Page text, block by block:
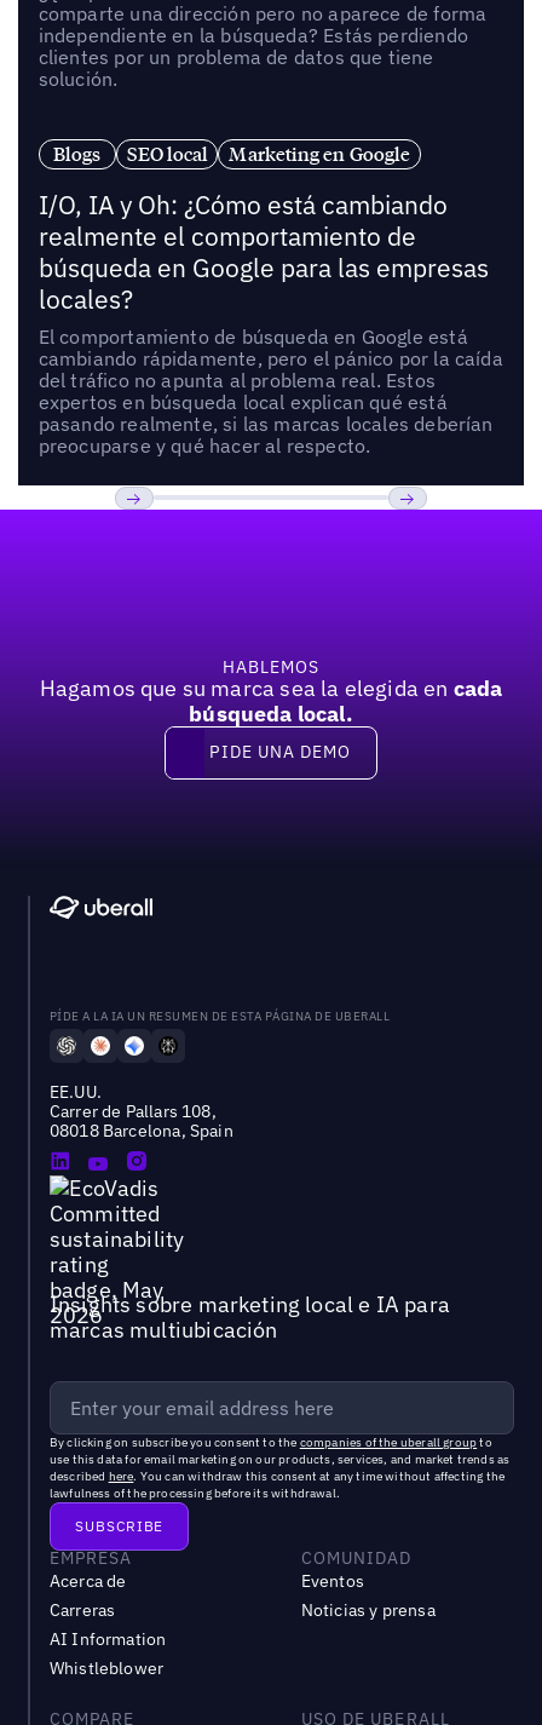
comparte una dirección pero no aparece de forma
independiente en la búsqueda? Estás perdiendo
clientes por un problema de datos que tiene
solución.
Blogs SEO local Marketing en Google
I/O, IA y Oh: ¿Cómo está cambiando
realmente el comportamiento de
búsqueda en Google para las empresas
locales?
El comportamiento de búsqueda en Google está
cambiando rápidamente, pero el pánico por la caída
del tráfico no apunta al problema real. Estos
expertos en búsqueda local explican qué está
pasando realmente, si las marcas locales deberían
preocuparse y qué hacer al respecto.
HABLEMOS
Hagamos que su marca sea la elegida en cada
búsqueda local.
Pide una demo
PIDE UNA DEMO
PÍDE A LA IA UN RESUMEN DE ESTA PÁGINA DE UBERALL
EE.UU.
Carrer de Pallars 108,
08018 Barcelona, Spain
Insights sobre marketing local e IA para
marcas multiubicación
By clicking on subscribe you consent to the companies of the uberall groupto
use this data for email marketing on our products, services, and market trends as
described here. You can withdraw this consent at any time without affecting the
lawfulness of the processing before its withdrawal.
EMPRESA
Acerca de
Carreras
AI Information
Whistleblower
COMUNIDAD
Eventos
Noticias y prensa
COMPARE USO DE UBERALL